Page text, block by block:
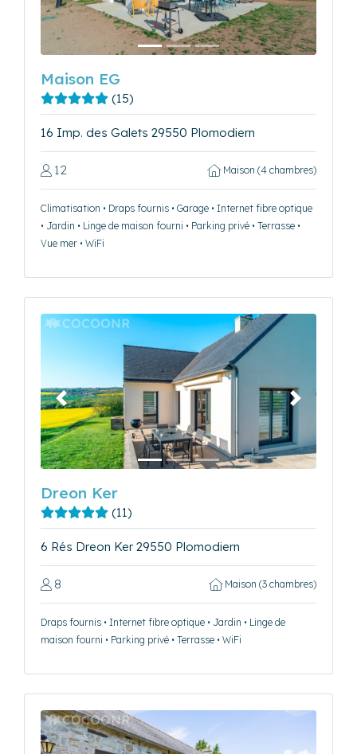
Maison EG
(15)
16 Imp. des Galets 29550 Plomodiern
12 Maison (4 chambres)
Climatisation • Draps fournis • Garage • Internet fibre optique
• Jardin • Linge de maison fourni • Parking privé • Terrasse •
Vue mer • WiFi
Précédent Suivant
Dreon Ker
(11)
6 Rés Dreon Ker 29550 Plomodiern
8 Maison (3 chambres)
Draps fournis • Internet fibre optique • Jardin • Linge de
maison fourni • Parking privé • Terrasse • WiFi